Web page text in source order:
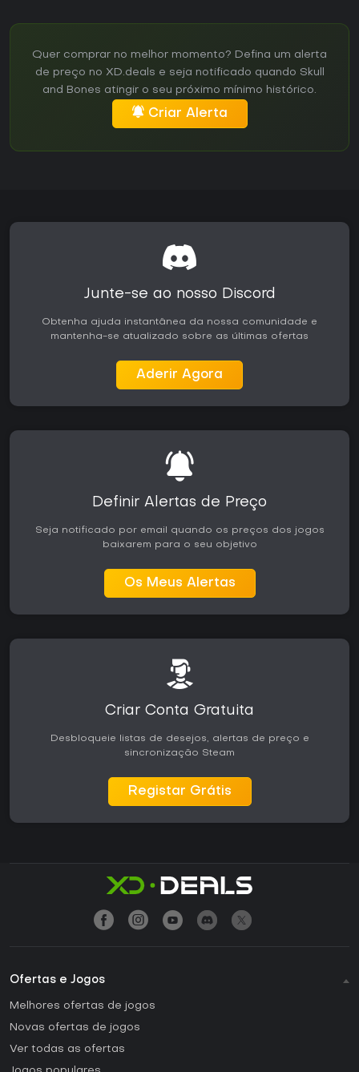
Quer comprar no melhor momento? Defina um alerta
de preço no XD.deals e seja notificado quando Skull
and Bones atingir o seu próximo mínimo histórico.
Criar Alerta
Junte-se ao nosso Discord
Obtenha ajuda instantânea da nossa comunidade e
mantenha-se atualizado sobre as últimas ofertas
Aderir Agora
Definir Alertas de Preço
Seja notificado por email quando os preços dos jogos
baixarem para o seu objetivo
Os Meus Alertas
Criar Conta Gratuita
Desbloqueie listas de desejos, alertas de preço e
sincronização Steam
Registar Grátis
Ofertas e Jogos
Melhores ofertas de jogos
Novas ofertas de jogos
Ver todas as ofertas